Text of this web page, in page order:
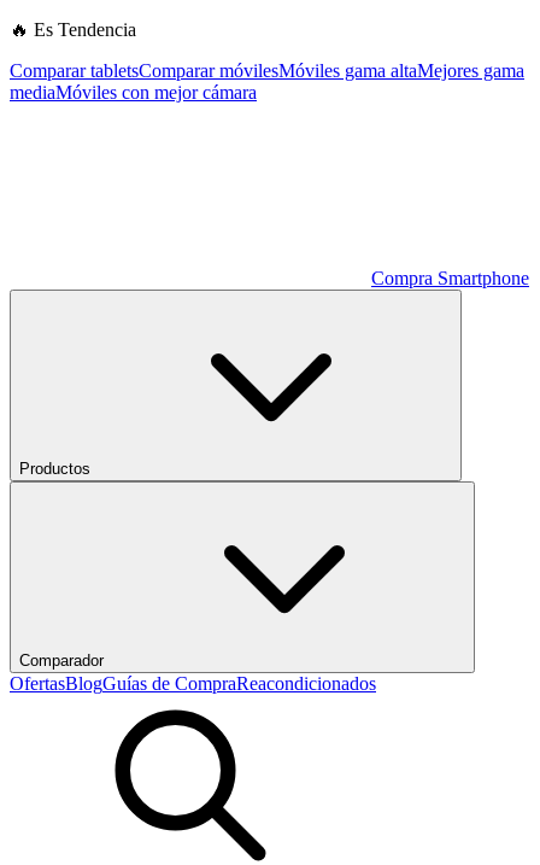
🔥 Es Tendencia
Comparar tabletsComparar móvilesMóviles gama altaMejores gama
mediaMóviles con mejor cámara
Compra Smartphone
Productos
Comparador
OfertasBlogGuías de CompraReacondicionados